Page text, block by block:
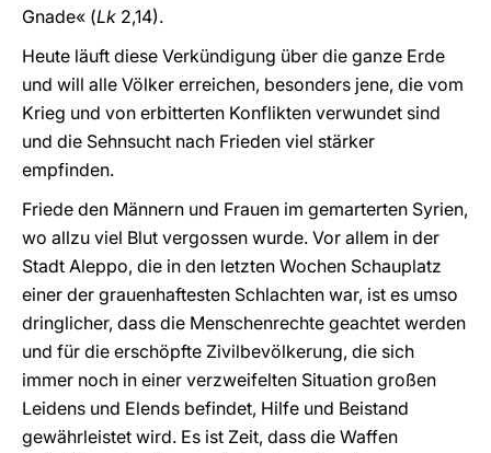
Gnade« (Lk 2,14).
Heute läuft diese Verkündigung über die ganze Erde
und will alle Völker erreichen, besonders jene, die vom
Krieg und von erbitterten Konflikten verwundet sind
und die Sehnsucht nach Frieden viel stärker
empfinden.
Friede den Männern und Frauen im gemarterten Syrien,
wo allzu viel Blut vergossen wurde. Vor allem in der
Stadt Aleppo, die in den letzten Wochen Schauplatz
einer der grauenhaftesten Schlachten war, ist es umso
dringlicher, dass die Menschenrechte geachtet werden
und für die erschöpfte Zivilbevölkerung, die sich
immer noch in einer verzweifelten Situation großen
Leidens und Elends befindet, Hilfe und Beistand
gewährleistet wird. Es ist Zeit, dass die Waffen